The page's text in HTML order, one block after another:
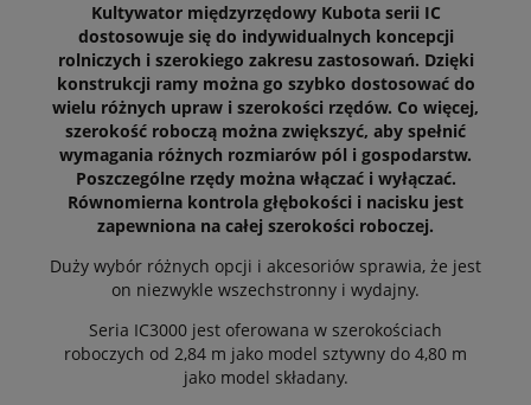
Kultywator międzyrzędowy Kubota serii IC
dostosowuje się do indywidualnych koncepcji
rolniczych i szerokiego zakresu zastosowań. Dzięki
konstrukcji ramy można go szybko dostosować do
wielu różnych upraw i szerokości rzędów. Co więcej,
szerokość roboczą można zwiększyć, aby spełnić
wymagania różnych rozmiarów pól i gospodarstw.
Poszczególne rzędy można włączać i wyłączać.
Równomierna kontrola głębokości i nacisku jest
zapewniona na całej szerokości roboczej.
Duży wybór różnych opcji i akcesoriów sprawia, że jest
on niezwykle wszechstronny i wydajny.
Seria IC3000 jest oferowana w szerokościach
roboczych od 2,84 m jako model sztywny do 4,80 m
jako model składany.